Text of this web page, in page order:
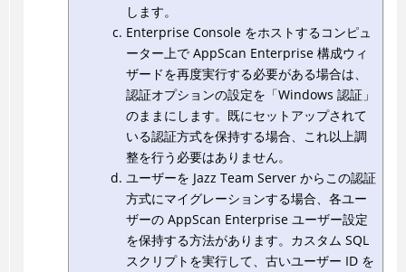
します。
Enterprise Console をホストするコンピュ
ーター上で AppScan Enterprise 構成ウィ
ザードを再度実行する必要がある場合は、
認証オプションの設定を「Windows 認証」
のままにします。既にセットアップされて
いる認証方式を保持する場合、これ以上調
整を行う必要はありません。
ユーザーを Jazz Team Server からこの認証
方式にマイグレーションする場合、各ユー
ザーの AppScan Enterprise ユーザー設定
を保持する方法があります。カスタム SQL
スクリプトを実行して、古いユーザー ID を